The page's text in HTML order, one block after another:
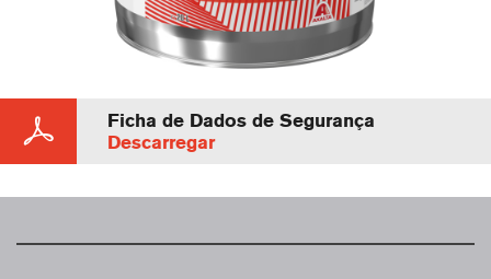
Ficha de Dados de Segurança
Descarregar